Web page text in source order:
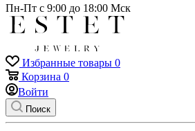
Пн-Пт с 9:00 до 18:00 Мск
Избранные товары 0
Корзина 0
Войти
Поиск